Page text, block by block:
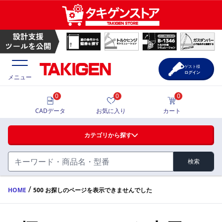
ハンドル・取手・つまみ・周辺機器
FA・A
蝶番・ステー・周辺機器
価格一覧
製品カタログ
メニュー
カテゴリから探す
検索
0
CADデータ
0
お気に入り
0
カート
ゲスト様
ログイン
HOME / 500 お探しのページを表示できませんでした